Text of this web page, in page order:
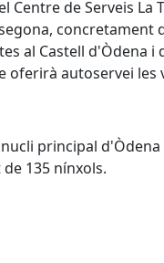
Centre de Serveis La
al Castell d'Òdena
oferirà autoservei
principal d'Òdena
135 nínxols.